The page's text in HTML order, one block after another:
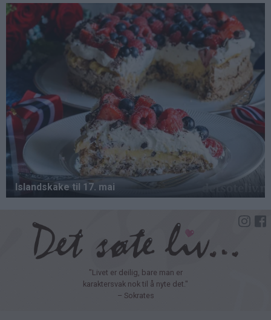
Hopp
hovedinnhold
"Livet er deilig, bare man er
karaktersvak nok til å nyte det."
– Sokrates